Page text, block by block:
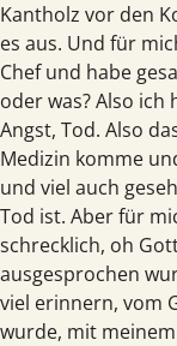
Kantholz vor den
es aus. Und für
Chef und habe
oder was? Also ich
Angst, Tod. Also
Medizin komme
und viel auch
Tod ist. Aber für
schrecklich, oh
ausgesprochen
viel erinnern, vom
wurde, mit